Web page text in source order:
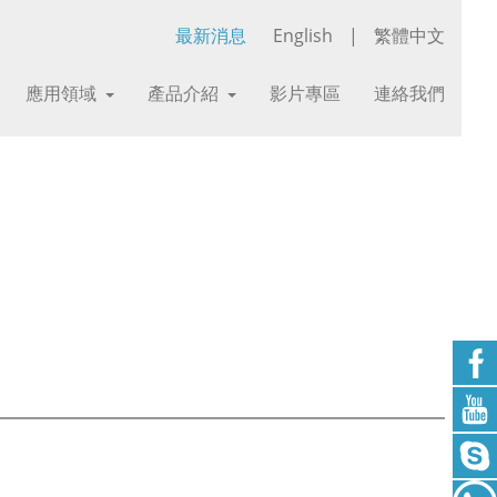
最新消息 English | 繁體中文
應用領域 產品介紹 影片專區 連絡我們